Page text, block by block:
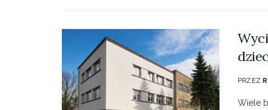
PRZEZ
Wiele